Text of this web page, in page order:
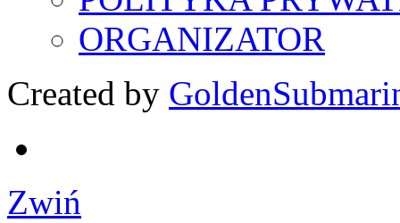
ORGANIZATOR
Created by
Zwiń